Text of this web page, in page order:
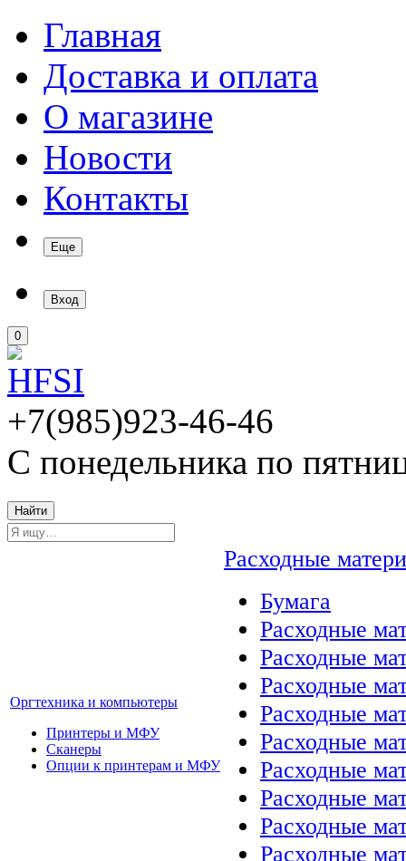
Главная
Доставка и оплата
О магазине
Новости
Контакты
Еще
Вход
0
+7(985)923-46-46
С понедельника по
Найти
Оргтехника и компьютеры
Принтеры и МФУ
Сканеры
Опции к принтерам и МФУ
Расходные
Бумага
Расходные
Расходные
Расходные
Расходные
Расходные
Расходные
Расходные
Расходные
Расходные